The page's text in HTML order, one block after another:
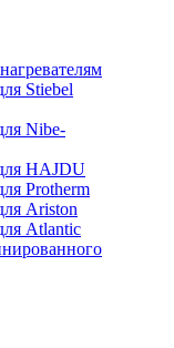
Stiebel
Nibe-
HAJDU
Protherm
Ariston
Atlantic